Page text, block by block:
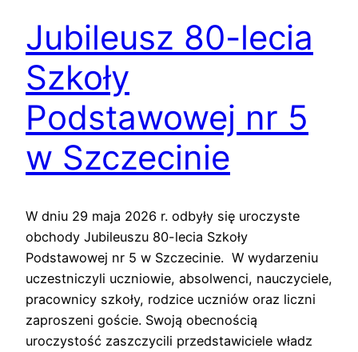
Jubileusz 80-lecia
Szkoły
Podstawowej nr 5
w Szczecinie
W dniu 29 maja 2026 r. odbyły się uroczyste
obchody Jubileuszu 80-lecia Szkoły
Podstawowej nr 5 w Szczecinie. W wydarzeniu
uczestniczyli uczniowie, absolwenci, nauczyciele,
pracownicy szkoły, rodzice uczniów oraz liczni
zaproszeni goście. Swoją obecnością
uroczystość zaszczycili przedstawiciele władz